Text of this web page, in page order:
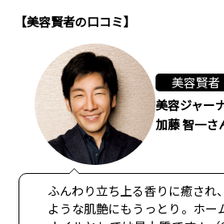
【美容賢者の口コミ】
美容賢者
美容ジャー
加藤 智一さ
ふんわり立ち上る香りに癒され
ような肌艶にもうっとり。ホー